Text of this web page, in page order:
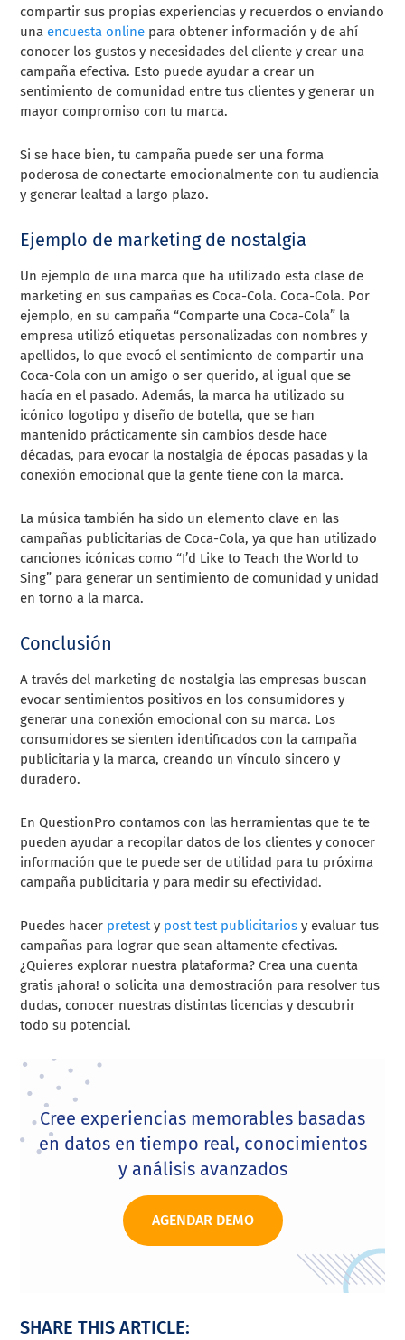
compartir sus propias experiencias y recuerdos o enviando
una encuesta online para obtener información y de ahí
conocer los gustos y necesidades del cliente y crear una
campaña efectiva. Esto puede ayudar a crear un
sentimiento de comunidad entre tus clientes y generar un
mayor compromiso con tu marca.
Si se hace bien, tu campaña puede ser una forma
poderosa de conectarte emocionalmente con tu audiencia
y generar lealtad a largo plazo.
Ejemplo de marketing de nostalgia
Un ejemplo de una marca que ha utilizado esta clase de
marketing en sus campañas es Coca-Cola. Coca-Cola. Por
ejemplo, en su campaña “Comparte una Coca-Cola” la
empresa utilizó etiquetas personalizadas con nombres y
apellidos, lo que evocó el sentimiento de compartir una
Coca-Cola con un amigo o ser querido, al igual que se
hacía en el pasado. Además, la marca ha utilizado su
icónico logotipo y diseño de botella, que se han
mantenido prácticamente sin cambios desde hace
décadas, para evocar la nostalgia de épocas pasadas y la
conexión emocional que la gente tiene con la marca.
La música también ha sido un elemento clave en las
campañas publicitarias de Coca-Cola, ya que han utilizado
canciones icónicas como “I’d Like to Teach the World to
Sing” para generar un sentimiento de comunidad y unidad
en torno a la marca.
Conclusión
A través del marketing de nostalgia las empresas buscan
evocar sentimientos positivos en los consumidores y
generar una conexión emocional con su marca. Los
consumidores se sienten identificados con la campaña
publicitaria y la marca, creando un vínculo sincero y
duradero.
En QuestionPro contamos con las herramientas que te te
pueden ayudar a recopilar datos de los clientes y conocer
información que te puede ser de utilidad para tu próxima
campaña publicitaria y para medir su efectividad.
Puedes hacer pretesty post test publicitarios y evaluar tus
campañas para lograr que sean altamente efectivas.
¿Quieres explorar nuestra plataforma? Crea una cuenta
gratis ¡ahora! o solicita una demostración para resolver tus
dudas, conocer nuestras distintas licencias y descubrir
todo su potencial.
Cree experiencias memorables basadas
en datos en tiempo real, conocimientos
y análisis avanzados
AGENDAR DEMO
SHARE THIS ARTICLE: